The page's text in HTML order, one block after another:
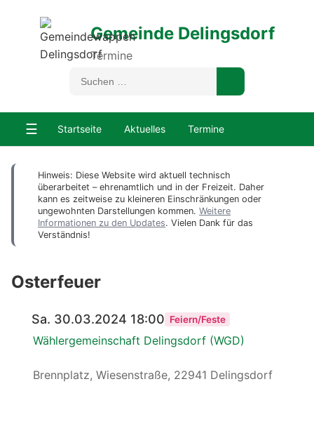
Gemeinde Delingsdorf
Termine
☰ Startseite Aktuelles Termine
Hinweis: Diese Website wird aktuell technisch
überarbeitet – ehrenamtlich und in der Freizeit. Daher
kann es zeitweise zu kleineren Einschränkungen oder
ungewohnten Darstellungen kommen. Weitere
Informationen zu den Updates. Vielen Dank für das
Verständnis!
Osterfeuer
Sa. 30.03.2024 18:00 Feiern/Feste
Wählergemeinschaft Delingsdorf (WGD)
Brennplatz, Wiesenstraße, 22941 Delingsdorf